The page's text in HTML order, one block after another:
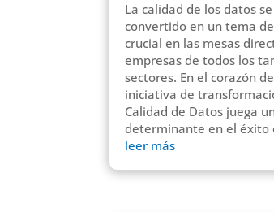
La calidad de los datos
convertido en un tema
crucial en las mesas
empresas de todos los
sectores. En el corazón
iniciativa de
Calidad de Datos juega
determinante en el éxito
leer más